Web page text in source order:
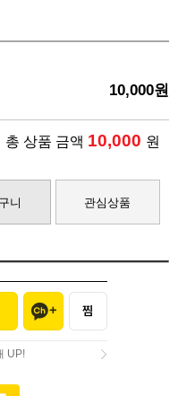
10,000원
총 상품 금액 10,000 원
니 관심상품
UP!